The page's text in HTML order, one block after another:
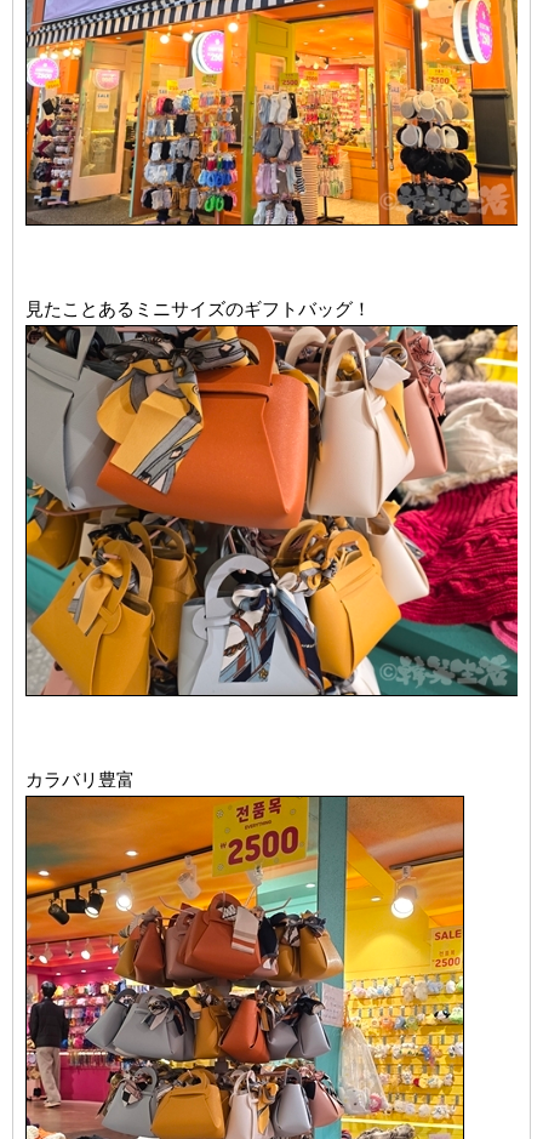
見たことあるミニサイズのギフトバッグ！
カラバリ豊富